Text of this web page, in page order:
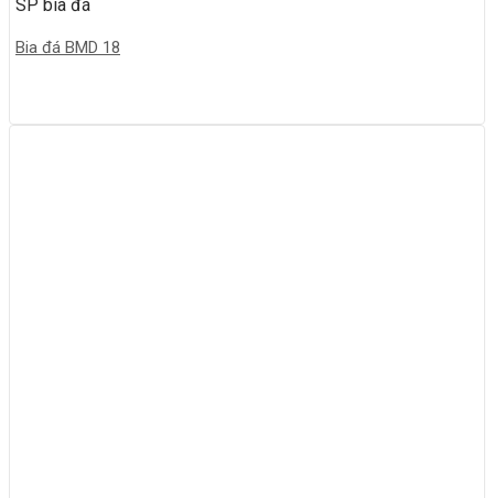
SP bia đá
Bia đá BMD 18